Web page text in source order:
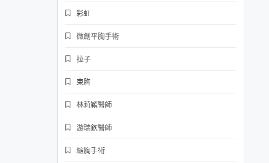
彩虹
微創平胸手術
拉子
束胸
林莉穎醫師
游瑞欽醫師
縮胸手術